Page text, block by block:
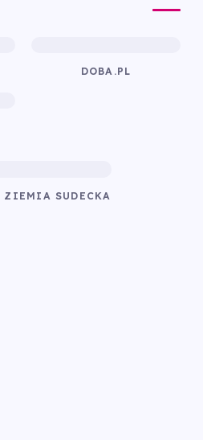
DOBA.PL
ZIEMIA SUDECKA